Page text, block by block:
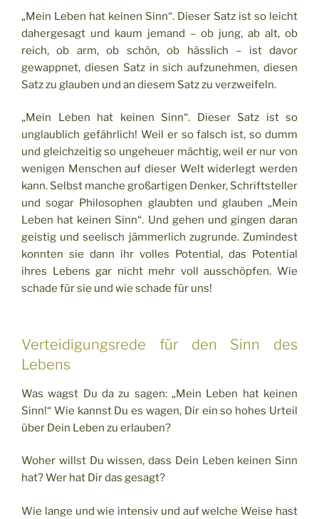
„Mein Leben hat keinen Sinn“. Dieser Satz ist so leicht
dahergesagt und kaum jemand – ob jung, ab alt, ob
reich, ob arm, ob schön, ob hässlich – ist davor
gewappnet, diesen Satz in sich aufzunehmen, diesen
Satz zu glauben und an diesem Satz zu verzweifeln.
„Mein Leben hat keinen Sinn“. Dieser Satz ist so
unglaublich gefährlich! Weil er so falsch ist, so dumm
und gleichzeitig so ungeheuer mächtig, weil er nur von
wenigen Menschen auf dieser Welt widerlegt werden
kann. Selbst manche großartigen Denker, Schriftsteller
und sogar Philosophen glaubten und glauben „Mein
Leben hat keinen Sinn“. Und gehen und gingen daran
geistig und seelisch jämmerlich zugrunde. Zumindest
konnten sie dann ihr volles Potential, das Potential
ihres Lebens gar nicht mehr voll ausschöpfen. Wie
schade für sie und wie schade für uns!
Verteidigungsrede für den Sinn des
Lebens
Was wagst Du da zu sagen: „Mein Leben hat keinen
Sinn!“ Wie kannst Du es wagen, Dir ein so hohes Urteil
über Dein Leben zu erlauben?
Woher willst Du wissen, dass Dein Leben keinen Sinn
hat? Wer hat Dir das gesagt?
Wie lange und wie intensiv und auf welche Weise hast